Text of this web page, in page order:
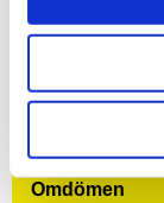
Den perfekta
3D-
Tekniska
Omdömen